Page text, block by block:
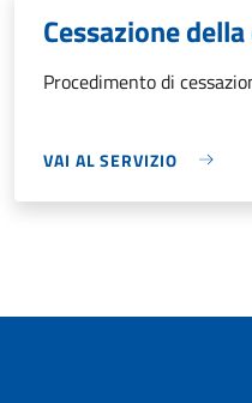
Cessazione
Procedimento di
VAI AL SERVIZIO